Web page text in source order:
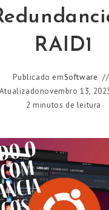
RAID1
Publicado emSoftware
Atualizadonovembro 13,
2 minutos de leitura